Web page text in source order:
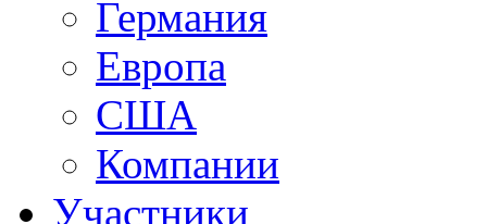
Германия
Европа
США
Компании
Участники